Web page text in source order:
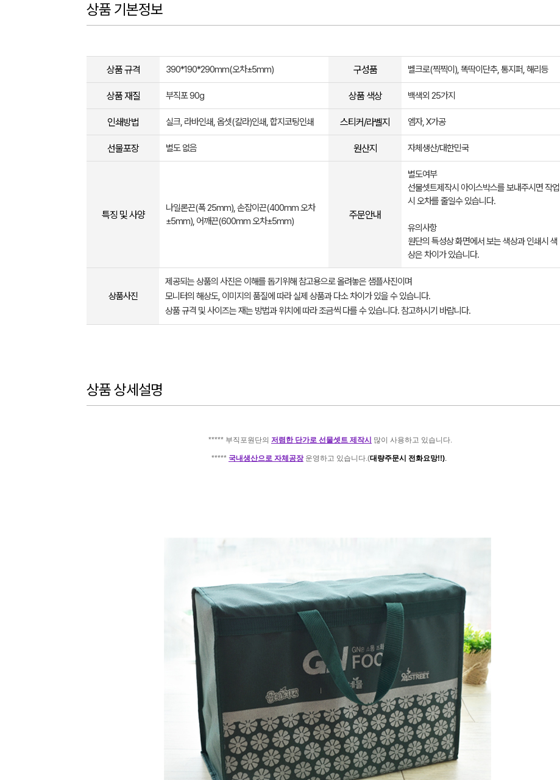
상품 기본정보
상품 규격 390*190*290mm(오차±5mm​) 구성품 벨크로(찍찍이), 똑딱이단추, 통지퍼, 해리등
상품 재질 부직포 90g 상품 색상 백색외 25가지
인쇄방법 실크, 라바인쇄, 옵셋(칼라)인쇄, 합지코팅인쇄 스티커/라벨지 엠자, X가공
선물포장 별도 없음 원산지 자체생산/대한민국
특징 및 사양
나일론끈(폭 25mm), 손잡이끈(400mm 오차
±5mm), 어깨끈(600mm 오차±5mm)
주문안내
별도여부
선물셋트제작시 아이스박스를 보내주시면 작업
시 오차를 줄일수 있습니다.
유의사항
원단의 특성상 화면에서 보는 색상과 인쇄시 색
상은 차이가 있습니다.
상품사진
제공되는 상품의 사진은 이해를 돕기위해 참고용으로 올려놓은 샘플사진이며
모니터의 해상도, 이미지의 품질에 따라 실제 상품과 다소 차이가 있을 수 있습니다.
상품 규격 및 사이즈는 재는 방법과 위치에 따라 조금씩 다를 수 있습니다. 참고하시기 바랍니다.
상품 상세설명
***** 부직포원단의 저렴한 단가로 선물셋트 제작시 많이 사용하고 있습니다.
***** 국내생산으로 자체공장 운영하고 있습니다.(대량주문시 전화요망!!).